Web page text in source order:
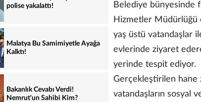
polise yakalattı!
Malatya Bu Samimiyetle Ayağa
Kalktı!
Bakanlık Cevabı Verdi!
Nemrut'un Sahibi Kim?
Belediye bünyesinde
Hizmetler Müdürlüğü
yaş üstü vatandaşlar
evlerinde ziyaret
yerinde tespit ediyor.
Gerçekleştirilen hane
vatandaşların sosyal